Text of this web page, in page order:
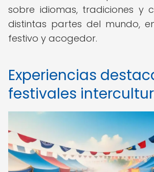
sobre idiomas, tradiciones y
distintas partes del mundo,
festivo y acogedor.
Experiencias
festivales